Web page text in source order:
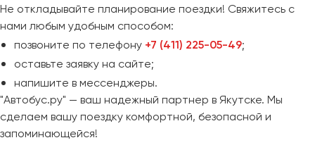
Не откладывайте планирование поездки! Свяжитесь с
нами любым удобным способом:
позвоните по телефону +7 (411) 225-05-49;
оставьте заявку на сайте;
напишите в мессенджеры.
"Автобус.ру" — ваш надежный партнер в Якутске. Мы
сделаем вашу поездку комфортной, безопасной и
запоминающейся!